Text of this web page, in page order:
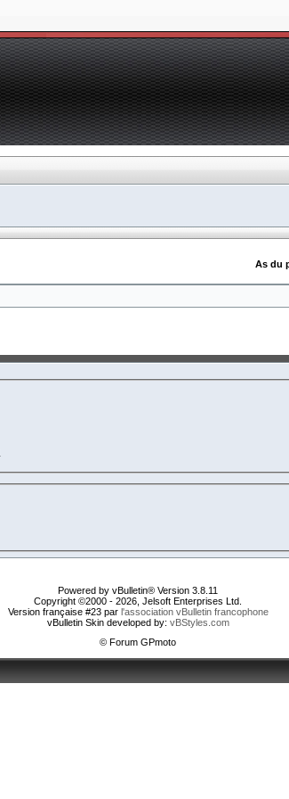
As du
Powered by vBulletin® Version 3.8.11
Copyright ©2000 - 2026, Jelsoft Enterprises Ltd.
Version française #23 par l'association vBulletin francophone
vBulletin Skin developed by: vBStyles.com
© Forum GPmoto